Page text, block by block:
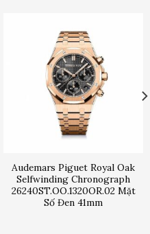
Audemars Piguet Royal Oak
Selfwinding Chronograph
26240ST.OO.1320OR.02 Mặt
Số Đen 41mm